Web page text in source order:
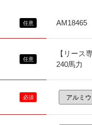
AM18465
【リース
240馬力